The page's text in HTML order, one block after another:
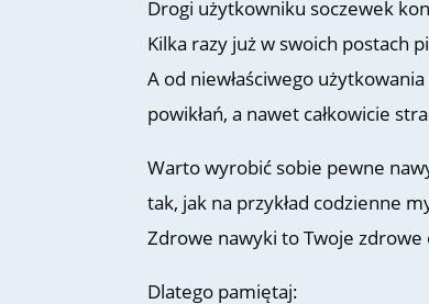
Drogi użytkowniku soczewek
Kilka razy już w swoich postach
A od niewłaściwego
powikłań, a nawet całkowicie
Warto wyrobić sobie pewne
tak, jak na przykład codzienne
Zdrowe nawyki to Twoje zdrowe
Dlatego pamiętaj: